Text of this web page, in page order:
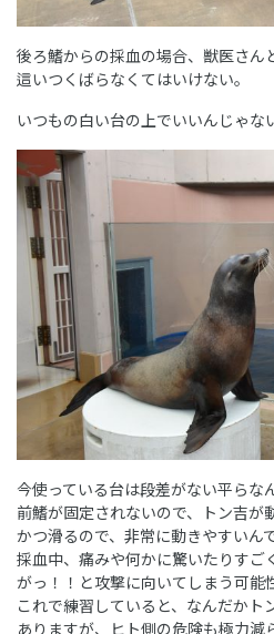
後ろ鰭からの採血の場合、獣医さん
這いつくばらなくてはいけない。
いつもの白い台の上でいいんじゃな
今使っている台は段差がない平らなん
前鰭が固定されないので、トン吉が
かつ滑るので、非常に動きやすいんで
採血中、痛みや何かに驚いたりすご
がっ！！と攻撃に向いてしまう可能
これで練習していると、なんだかト
ありますが、ヒト側の危険も極力減